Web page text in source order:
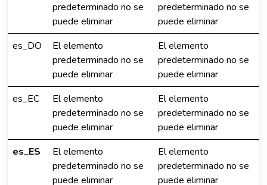
predeterminado no se
puede eliminar
predeterminado no se
puede eliminar
es_DO
El elemento
predeterminado no se
puede eliminar
El elemento
predeterminado no se
puede eliminar
es_EC
El elemento
predeterminado no se
puede eliminar
El elemento
predeterminado no se
puede eliminar
es_ES
El elemento
predeterminado no se
puede eliminar
El elemento
predeterminado no se
puede eliminar